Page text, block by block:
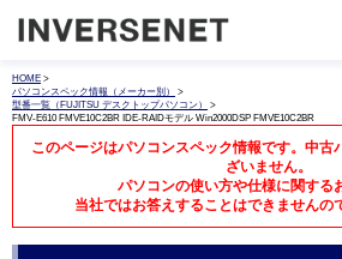
HOME >
パソコンスペック情報（メーカー別）
>
型番一覧（FUJITSU デスクトップパソコン）
>
FMV-E610 FMVE10C2BR IDE-RAIDモデル Win2000DSP FMVE10C2BR
このページはパソコンスペック情報です。中古
ざいません。
パソコンの使い方や仕様に関する
当社ではお答えすることはできませんの